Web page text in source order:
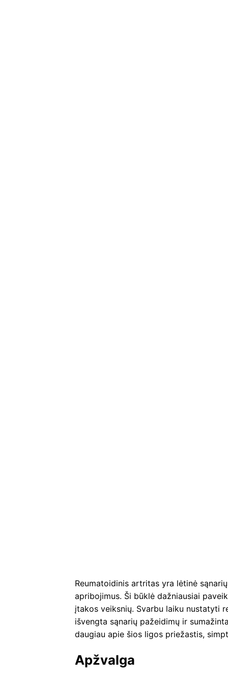
Reumatoidinis artritas yra lėtinė
apribojimus. Ši būklė dažniausiai
įtakos veiksnių. Svarbu laiku nustatyti
išvengta sąnarių pažeidimų ir
daugiau apie šios ligos priežastis,
Apžvalga